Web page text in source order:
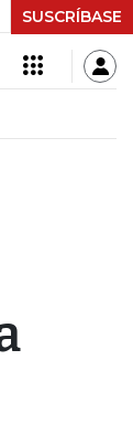
+$ 0,05
SUSCRÍBASE